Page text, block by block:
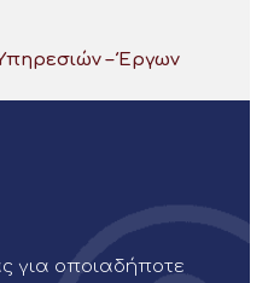
– Έργων
για οποιαδήποτε